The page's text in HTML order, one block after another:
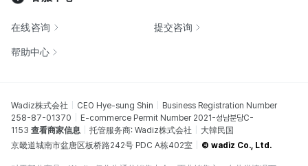
在线咨询 提交咨询
帮助中心
Wadiz株式会社 CEO Hye-sung Shin
Business Registration Number
258-87-01370
E-commerce Permit Number 2021-성남분당C-
1153 查看商家信息 托管服务商: Wadiz株式会社
大韓民国
京畿道城南市盆唐区板桥路242号 PDC A栋402室
© wadiz Co., Ltd.